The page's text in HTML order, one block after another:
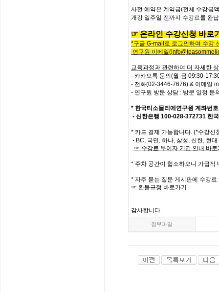
사전 예약은 계약금(전체 수강금
개강 일주일 전까지 수강료를 완
☞ 온라인 수강신청 바로
*구글 G-mail로 로그인하여 수강
연구원 이메일
교육과정과 관련하여 더 자세한
- 카카오톡 문의(월-금 09:30-
- 전화(02-3446-7676) & 이메일
- 연구원 방문 상담 : 방문 일정 문
* 한국티소믈리에연구원 계좌번호
- 신한은행 100-028-372731 한
* 카드 결제 가능합니다. (*수강신
- BC, 국민, 하나, 삼성, 신한, 현
☞ 수강료 무이자 기간 안내 바로
* 주차 공간이 협소하오니 가급적
* 자주 묻는 질문 게시판에 수강료
☞ 환불규정 바로가기
감사합니다.
첨부파일